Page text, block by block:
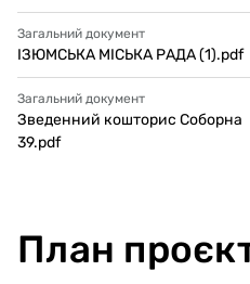
Загальний документ
ІЗЮМСЬКА МІСЬКА РАДА (1).pdf
Загальний документ
Зведенний кошторис Соборна
39.pdf
План